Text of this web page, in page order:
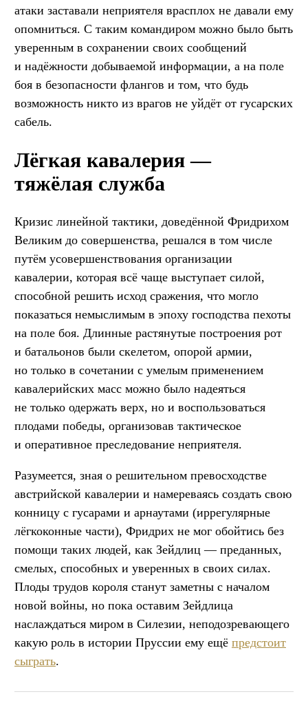
атаки заставали неприятеля врасплох не давали ему
опомниться. С таким командиром можно было быть
уверенным в сохранении своих сообщений
и надёжности добываемой информации, а на поле
боя в безопасности флангов и том, что будь
возможность никто из врагов не уйдёт от гусарских
сабель.
Лёгкая кавалерия —
тяжёлая служба
Кризис линейной тактики, доведённой Фридрихом
Великим до совершенства, решался в том числе
путём усовершенствования организации
кавалерии, которая всё чаще выступает силой,
способной решить исход сражения, что могло
показаться немыслимым в эпоху господства пехоты
на поле боя. Длинные растянутые построения рот
и батальонов были скелетом, опорой армии,
но только в сочетании с умелым применением
кавалерийских масс можно было надеяться
не только одержать верх, но и воспользоваться
плодами победы, организовав тактическое
и оперативное преследование неприятеля.
Разумеется, зная о решительном превосходстве
австрийской кавалерии и намереваясь создать свою
конницу с гусарами и арнаутами (иррегулярные
лёгкоконные части), Фридрих не мог обойтись без
помощи таких людей, как Зейдлиц — преданных,
смелых, способных и уверенных в своих силах.
Плоды трудов короля станут заметны с началом
новой войны, но пока оставим Зейдлица
наслаждаться миром в Силезии, неподозревающего
какую роль в истории Пруссии ему ещё предстоит
сыграть.